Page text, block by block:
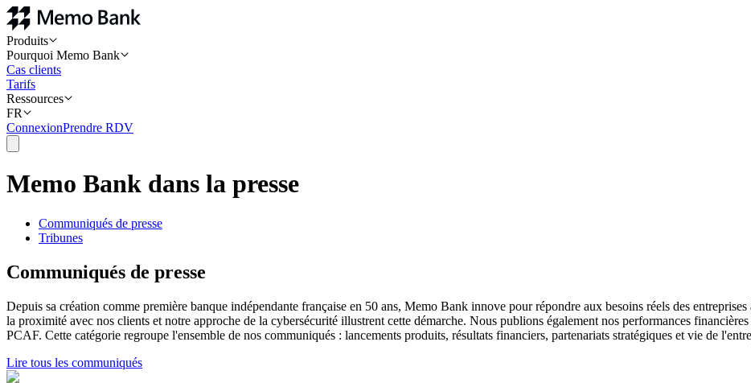
Produits
Pourquoi Memo Bank
Cas clients
Tarifs
Ressources
FR
ConnexionPrendre RDV
Memo Bank dans la presse
Communiqués de presse
Tribunes
Communiqués de presse
Depuis sa création comme première banque indépendante française en 50 ans, Memo Bank innove pour répondre aux besoins réels des
la proximité avec nos clients et notre approche de la cybersécurité illustrent cette démarche. Nous publions également nos performances
PCAF. Cette catégorie regroupe l'ensemble de nos communiqués : lancements produits, résultats financiers, partenariats stratégiques et vie de
Lire tous les communiqués